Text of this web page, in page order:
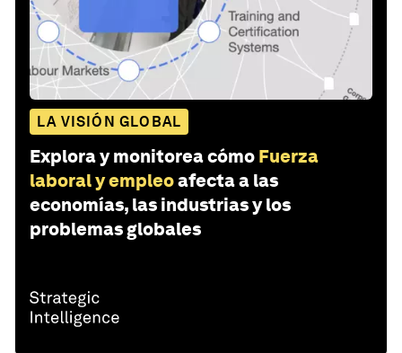
LA VISIÓN GLOBAL
Explora y monitorea cómo Fuerza
laboral y empleoafecta a las
economías, las industrias y los
problemas globales